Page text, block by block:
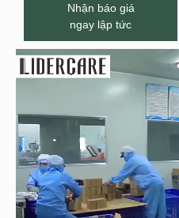
Nhận báo giá
ngay lập tức